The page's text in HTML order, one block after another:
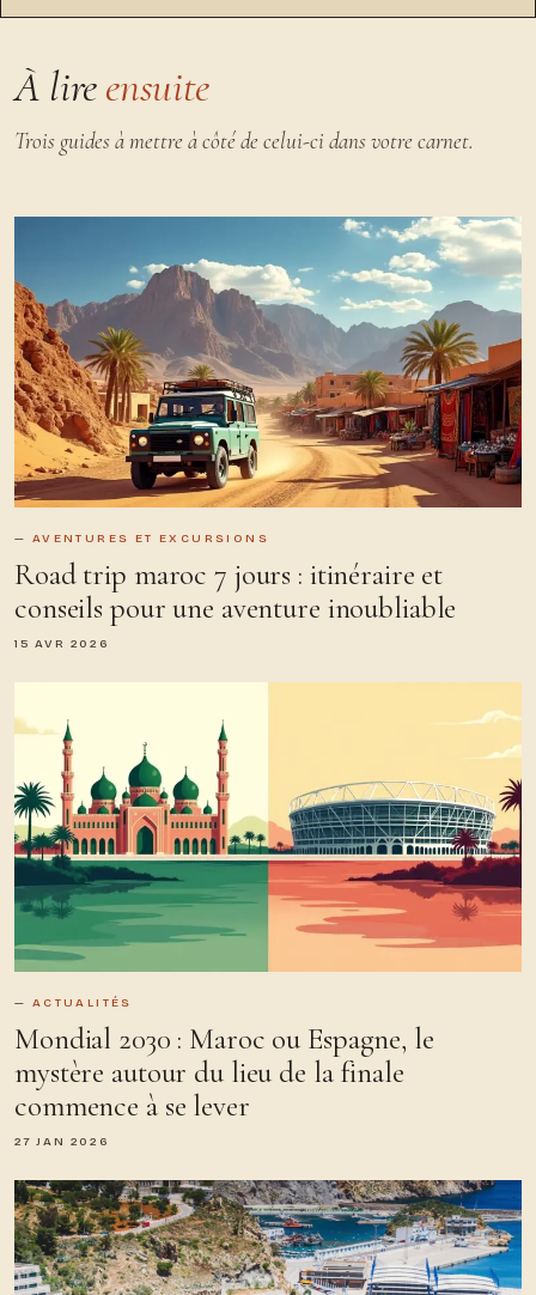
À lireensuite
Trois guides à mettre à côté de celui-ci dans votre carnet.
AVENTURES ET EXCURSIONS
Road trip maroc 7 jours : itinéraire et
conseils pour une aventure inoubliable
15 AVR 2026
ACTUALITÉS
Mondial 2030 : Maroc ou Espagne, le
mystère autour du lieu de la finale
commence à se lever
27 JAN 2026